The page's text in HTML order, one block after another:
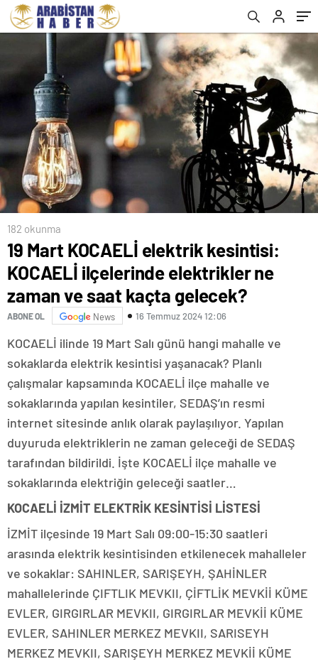
kaçta gelecek?
182 okunma
19 Mart KOCAELİ elektrik kesintisi:
KOCAELİ ilçelerinde elektrikler ne
zaman ve saat kaçta gelecek?
ABONE OL News 16 Temmuz 2024 12:06
KOCAELİ ilinde 19 Mart Salı günü hangi mahalle ve
sokaklarda elektrik kesintisi yaşanacak? Planlı
çalışmalar kapsamında KOCAELİ ilçe mahalle ve
sokaklarında yapılan kesintiler, SEDAŞ’ın resmi
internet sitesinde anlık olarak paylaşılıyor. Yapılan
duyuruda elektriklerin ne zaman geleceği de SEDAŞ
tarafından bildirildi. İşte KOCAELİ ilçe mahalle ve
sokaklarında elektriğin geleceği saatler…
KOCAELİ İZMİT ELEKTRİK KESİNTİSİ LİSTESİ
İZMİT ilçesinde 19 Mart Salı 09:00-15:30 saatleri
arasında elektrik kesintisinden etkilenecek mahalleler
ve sokaklar: SAHINLER, SARIŞEYH, ŞAHİNLER
mahallelerinde ÇIFTLIK MEVKII, ÇİFTLİK MEVKİİ KÜME
EVLER, GIRGIRLAR MEVKII, GIRGIRLAR MEVKİİ KÜME
EVLER, SAHINLER MERKEZ MEVKII, SARISEYH
MERKEZ MEVKII, SARIŞEYH MERKEZ MEVKİİ KÜME
kaçta gelecek?